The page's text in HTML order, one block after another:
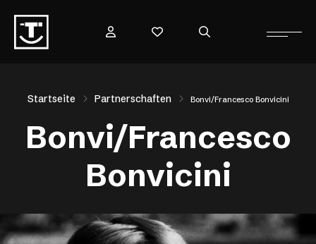
Startseite Partnerschaften Bonvi/Francesco Bonvicini
Bonvi/Francesco
Bonvicini